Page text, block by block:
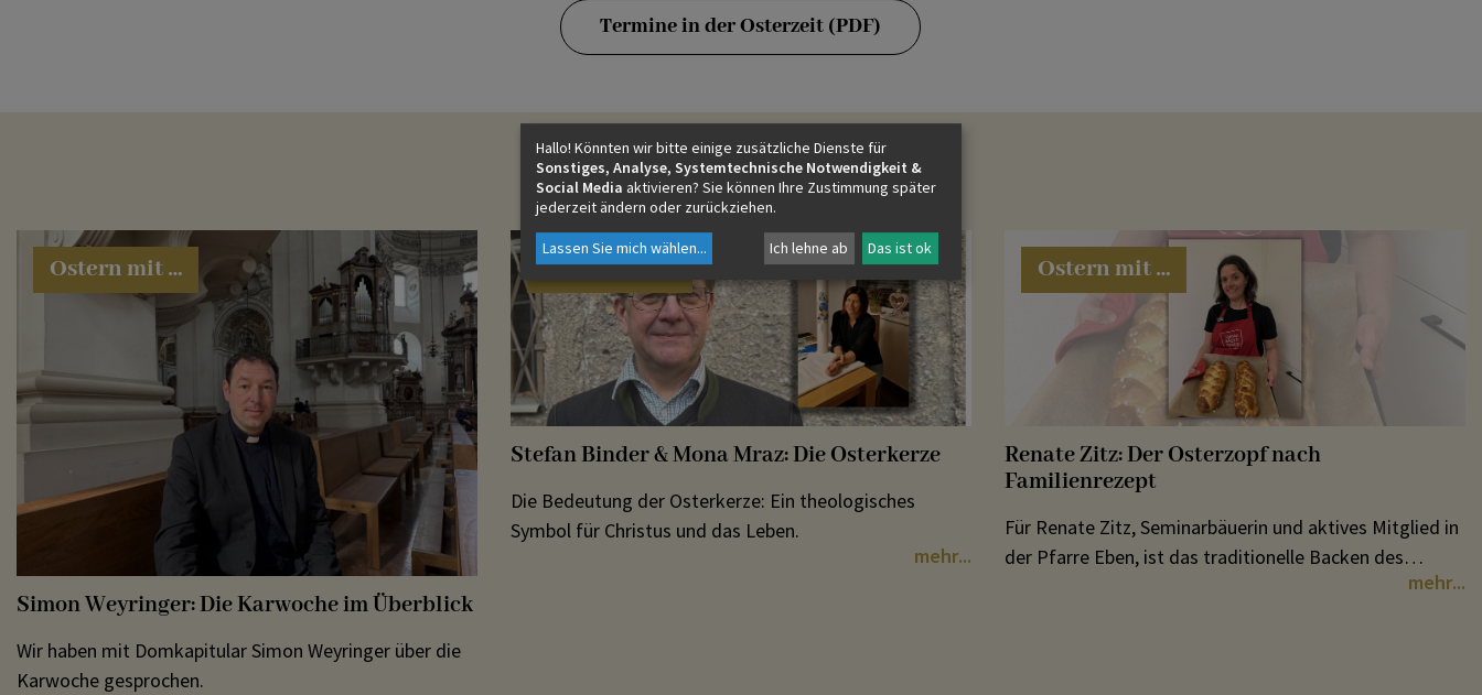
Termine in der Osterzeit (PDF)
Salz & Licht: Thema Ostern
Ostern mit …
Simon Weyringer: Die Karwoche im Überblick
Wir haben mit Domkapitular Simon Weyringer über die
Karwoche gesprochen.
Ostern mit …
Stefan Binder & Mona Mraz: Die Osterkerze
Die Bedeutung der Osterkerze: Ein theologisches
Symbol für Christus und das Leben.
mehr
Ostern mit …
Renate Zitz: Der Osterzopf nach
Familienrezept
Für Renate Zitz, Seminarbäuerin und aktives Mitglied in
der Pfarre Eben, ist das traditionelle Backen des
mehr
Hallo! Könnten wir bitte einige zusätzliche Dienste für
Sonstiges, Analyse, Systemtechnische Notwendigkeit &
Social Media aktivieren? Sie können Ihre Zustimmung später
jederzeit ändern oder zurückziehen.
Lassen Sie mich wählen... Ich lehne ab Das ist ok